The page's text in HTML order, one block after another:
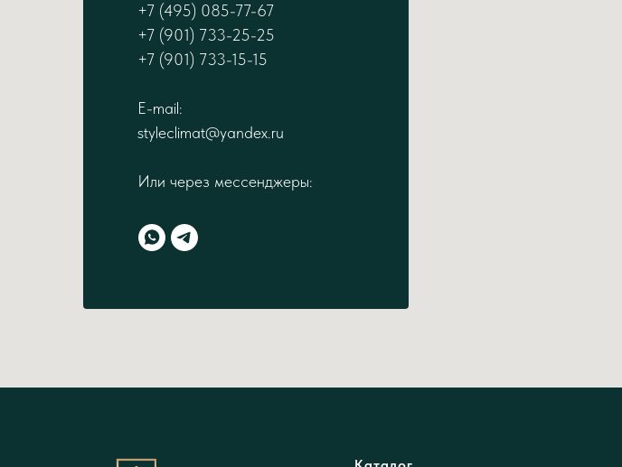
+7 (495) 085-77-67
+7 (901) 733-25-25
+7 (901) 733-15-15
E-mail:
styleclimat@yandex.ru
Или через мессенджеры: